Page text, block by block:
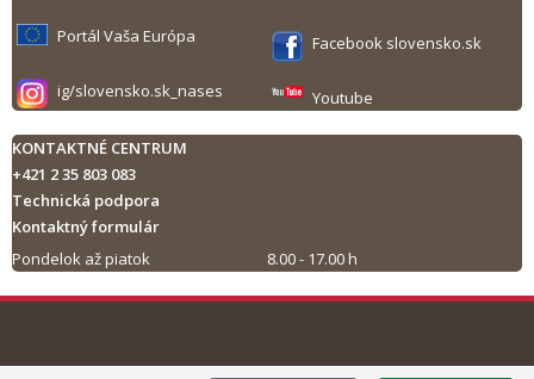
Portál Vaša Európa Facebook slovensko.sk
ig/slovensko.sk_nases Youtube
KONTAKTNÉ CENTRUM
+421 2 35 803 083
Technická podpora
Kontaktný formulár
Pondelok až piatok
8.00 - 17.00 h
Tlač obsahu